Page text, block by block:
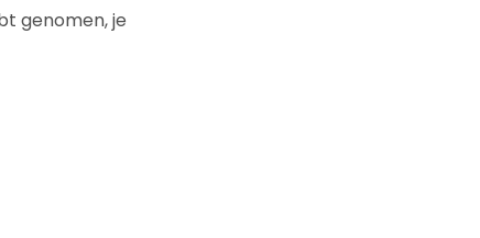
genomen, je